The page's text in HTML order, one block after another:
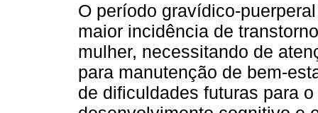
O período gravídico-
maior incidência de
mulher, necessitando de
para manutenção de bem-
de dificuldades futuras para o